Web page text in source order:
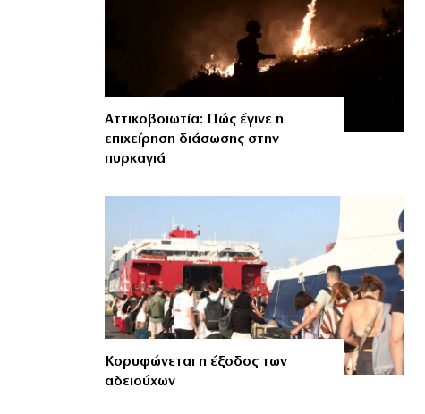
Αττικοβοιωτία: Πώς έγινε η
επιχείρηση διάσωσης στην
πυρκαγιά
Κορυφώνεται η έξοδος των
αδειούχων